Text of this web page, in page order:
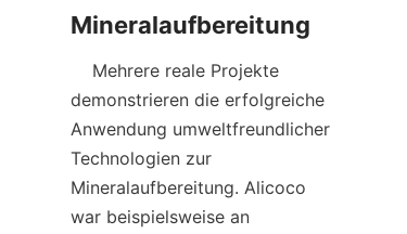
demonstrieren die erfolgreiche
Anwendung umweltfreundlicher
Technologien zur
Mineralaufbereitung. Alicoco
war beispielsweise an